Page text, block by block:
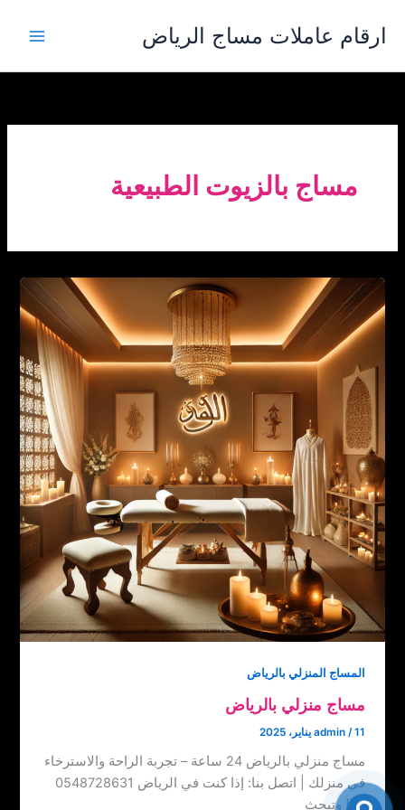
المحتوى
ارقام عاملات مساج الرياض
مساج بالزيوت الطبيعية
المساج المنزلي بالرياض
مساج منزلي بالرياض
admin /11 يناير، 2025
مساج منزلي بالرياض 24 ساعة – تجربة الراحة والاسترخاء
في منزلك | اتصل بنا: ‏‪0548728631 إذا كنت في الرياض
وتبحث […]